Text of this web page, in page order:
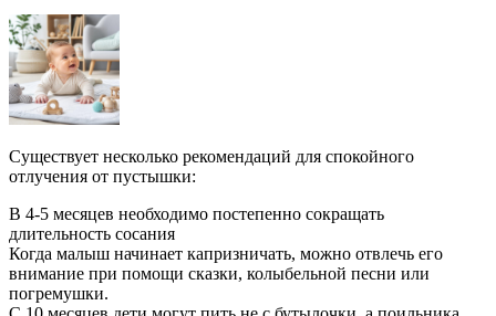
Существует несколько рекомендаций для спокойного
отлучения от пустышки:
В 4-5 месяцев необходимо постепенно сокращать
длительность сосания
Когда малыш начинает капризничать, можно отвлечь его
внимание при помощи сказки, колыбельной песни или
погремушки.